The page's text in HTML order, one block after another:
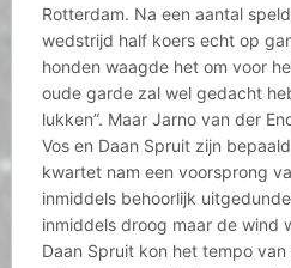
Rotterdam. Na een aantal
wedstrijd half koers echt op
honden waagde het om voor
oude garde zal wel gedacht
lukken”. Maar Jarno van der
Vos en Daan Spruit zijn
kwartet nam een voorsprong
inmiddels behoorlijk
inmiddels droog maar de wind
Daan Spruit kon het tempo